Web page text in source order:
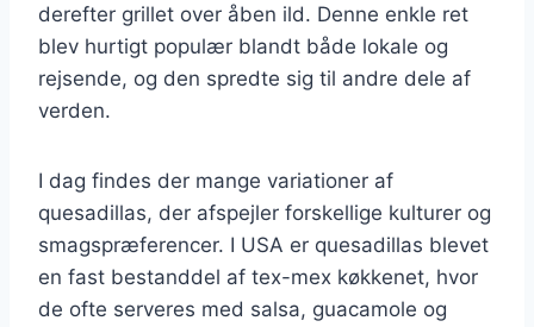
derefter grillet over åben ild. Denne enkle ret
blev hurtigt populær blandt både lokale og
rejsende, og den spredte sig til andre dele af
verden.
I dag findes der mange variationer af
quesadillas, der afspejler forskellige kulturer og
smagspræferencer. I USA er quesadillas blevet
en fast bestanddel af tex-mex køkkenet, hvor
de ofte serveres med salsa, guacamole og